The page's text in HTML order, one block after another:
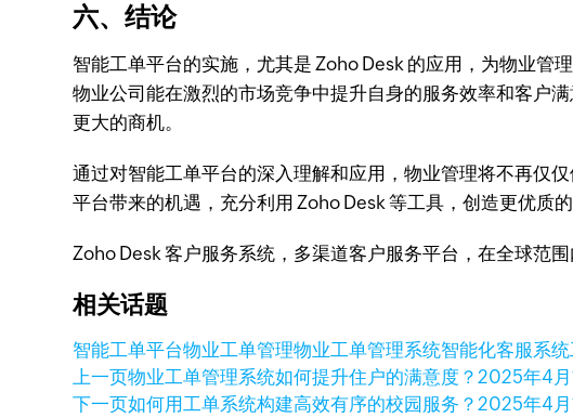
六、结论
智能工单平台的实施，尤其是 Zoho Desk 的应用，为物业管
物业公司能在激烈的市场竞争中提升自身的服务效率和客户
更大的商机。
通过对智能工单平台的深入理解和应用，物业管理将不再仅
平台带来的机遇，充分利用 Zoho Desk 等工具，创造更优质的
Zoho Desk 客户服务系统，多渠道客户服务平台，在全球范
相关话题
智能工单平台物业工单管理物业工单管理系统智能化客服系统
上一页物业工单管理系统如何提升住户的满意度？2025年4月
下一页如何用工单系统构建高效有序的校园服务？2025年4月